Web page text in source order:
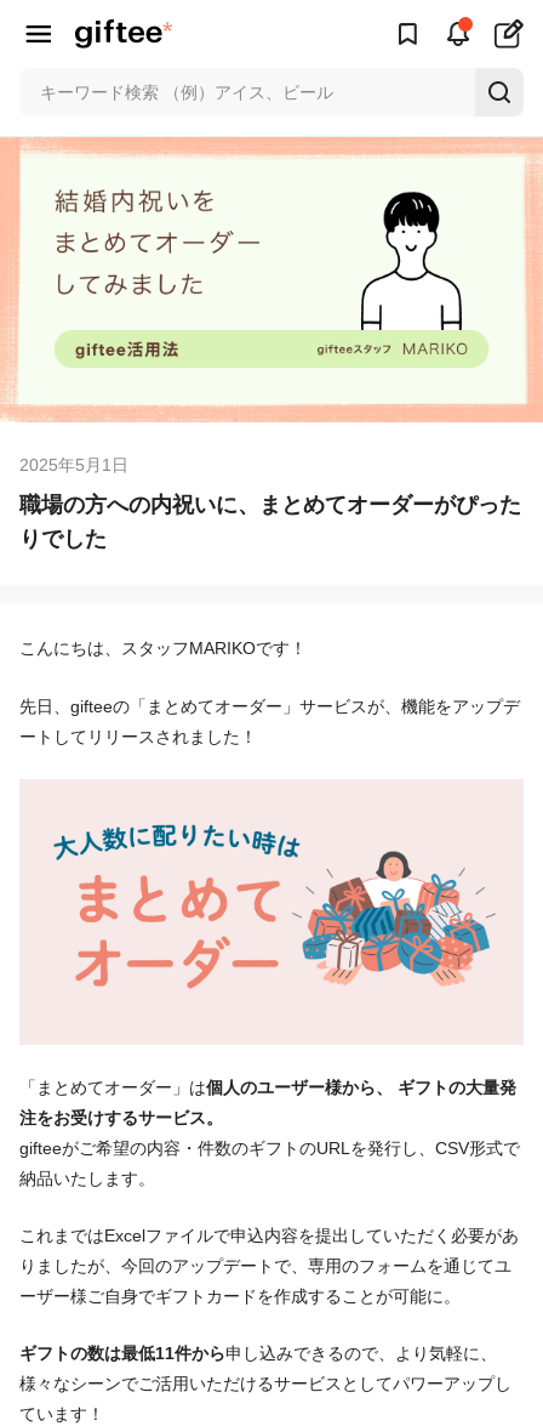
2025年5月1日
職場の方への内祝いに、まとめてオーダーがぴった
りでした
こんにちは、スタッフMARIKOです！
先日、gifteeの「まとめてオーダー」サービスが、機能をアップデ
ートしてリリースされました！
「まとめてオーダー」は個人のユーザー様から、 ギフトの大量発
注をお受けするサービス。
gifteeがご希望の内容・件数のギフトのURLを発行し、CSV形式で
納品いたします。
これまではExcelファイルで申込内容を提出していただく必要があ
りましたが、今回のアップデートで、専用のフォームを通じてユ
ーザー様ご自身でギフトカードを作成することが可能に。
ギフトの数は最低11件から申し込みできるので、より気軽に、
様々なシーンでご活用いただけるサービスとしてパワーアップし
ています！